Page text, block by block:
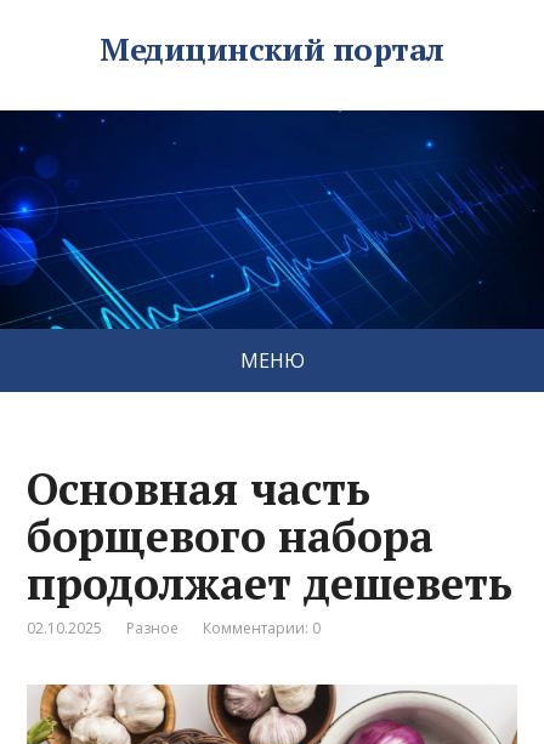
Медицинский портал
МЕНЮ
Основная часть
борщевого набора
продолжает дешеветь
02.10.2025 Разное Комментарии: 0